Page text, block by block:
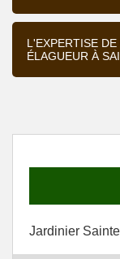
L'EXPERTISE
ÉLAGUEUR À
Jardinier